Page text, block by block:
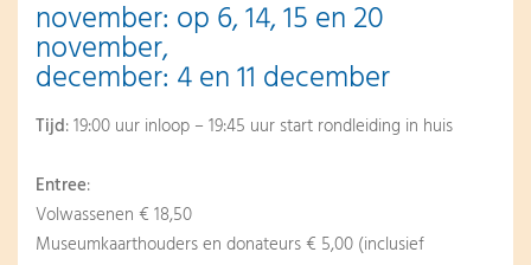
november: op 6, 14, 15 en 20
november,
december: 4 en 11 december
Tijd: 19:00 uur inloop – 19:45 uur start rondleiding in huis
Entree:
Volwassenen € 18,50
Museumkaarthouders en donateurs € 5,00 (inclusief